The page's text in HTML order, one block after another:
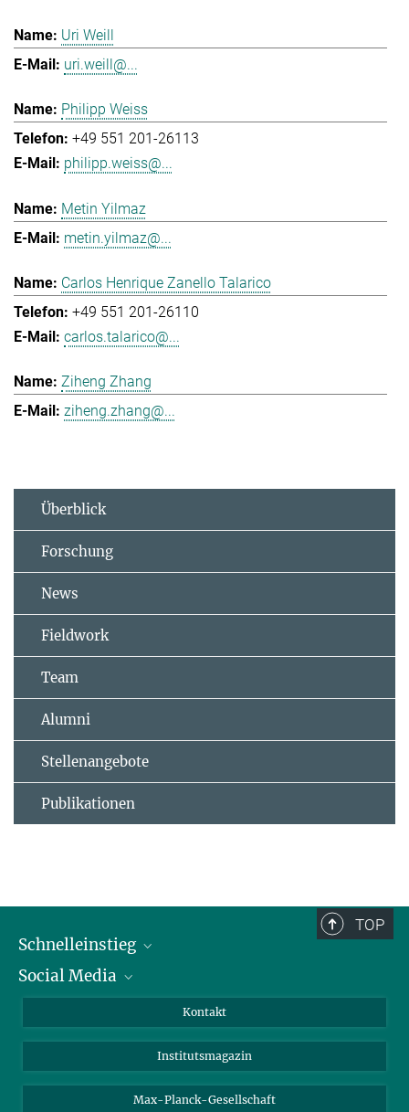
Uri Weill
uri.weill@...
Philipp Weiss
+49 551 201-26113
philipp.weiss@...
Metin Yilmaz
metin.yilmaz@...
Carlos Henrique Zanello Talarico
+49 551 201-26110
carlos.talarico@...
Ziheng Zhang
ziheng.zhang@...
Überblick
Forschung
News
Fieldwork
Team
Alumni
Stellenangebote
Publikationen
TOP
Schnelleinstieg
Alumni
Fördernde
Social Media
Bluesky
Facebook
Kontakt
Institutsmagazin
Max-Planck-Gesellschaft